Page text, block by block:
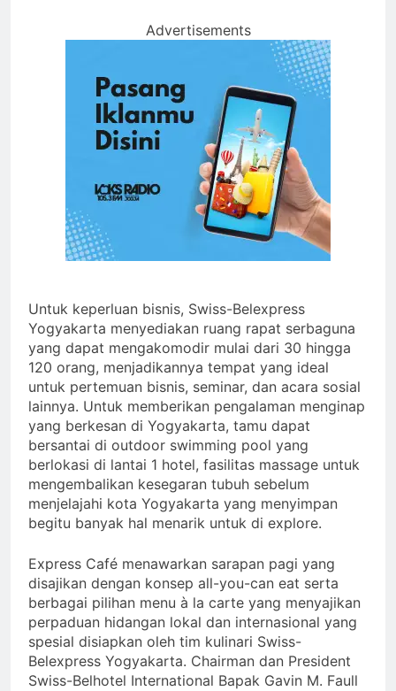
Advertisements
Untuk keperluan bisnis, Swiss-Belexpress
Yogyakarta menyediakan ruang rapat serbaguna
yang dapat mengakomodir mulai dari 30 hingga
120 orang, menjadikannya tempat yang ideal
untuk pertemuan bisnis, seminar, dan acara sosial
lainnya. Untuk memberikan pengalaman menginap
yang berkesan di Yogyakarta, tamu dapat
bersantai di outdoor swimming pool yang
berlokasi di lantai 1 hotel, fasilitas massage untuk
mengembalikan kesegaran tubuh sebelum
menjelajahi kota Yogyakarta yang menyimpan
begitu banyak hal menarik untuk di explore.
Express Café menawarkan sarapan pagi yang
disajikan dengan konsep all-you-can eat serta
berbagai pilihan menu à la carte yang menyajikan
perpaduan hidangan lokal dan internasional yang
spesial disiapkan oleh tim kulinari Swiss-
Belexpress Yogyakarta. Chairman dan President
Swiss-Belhotel International Bapak Gavin M. Faull